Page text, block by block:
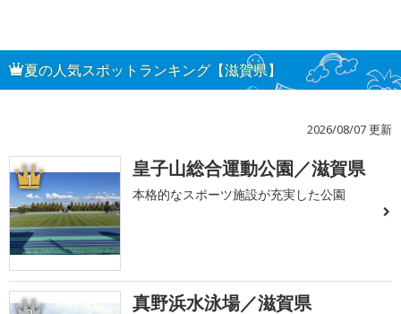
夏の人気スポットランキング【滋賀県】
2026/08/07 更新
1 皇子山総合運動公園／滋賀県
本格的なスポーツ施設が充実した公園
真野浜水泳場／滋賀県